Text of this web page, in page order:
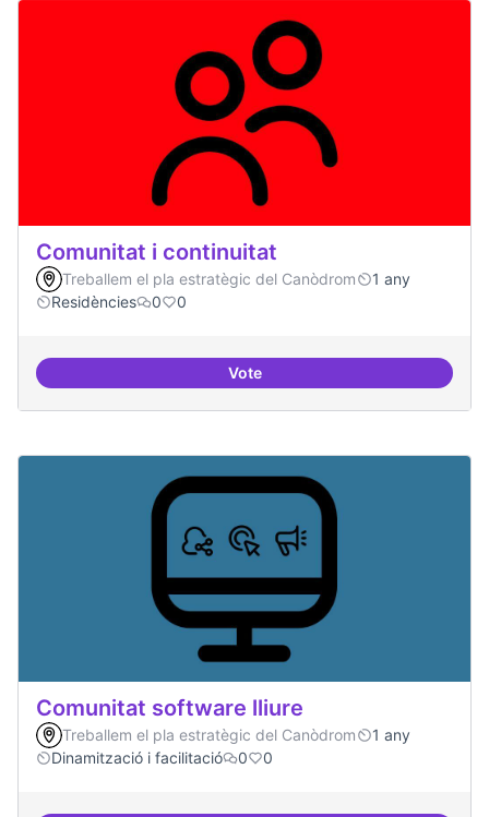
Comunitat i continuitat
Treballem el pla estratègic del Canòdrom
1 any
Residències
0 0
VoteComunitat i continuitat
Comunitat software lliure
Treballem el pla estratègic del Canòdrom
1 any
Dinamització i facilitació
0 0